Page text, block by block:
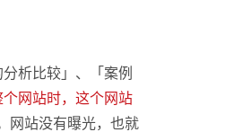
析比较」、「案例
网站时，这个网站
网站没有曝光，也就